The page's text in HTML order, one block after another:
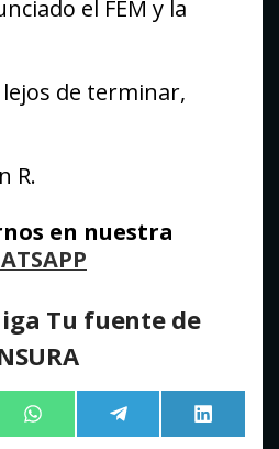
el FEM y la
de terminar,
R.
en nuestra
Tu fuente de
Compartir
en
WhatsApp Compartir
en
Telegram
en
LinkedIn